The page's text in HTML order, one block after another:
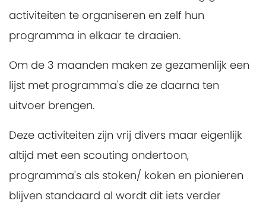
activiteiten te organiseren en zelf hun
programma in elkaar te draaien.
Om de 3 maanden maken ze gezamenlijk een
lijst met programma's die ze daarna ten
uitvoer brengen.
Deze activiteiten zijn vrij divers maar eigenlijk
altijd met een scouting ondertoon,
programma's als stoken/ koken en pionieren
blijven standaard al wordt dit iets verder